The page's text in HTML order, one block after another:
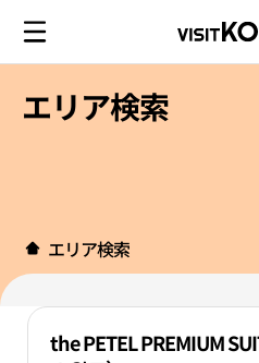
エリア検索
エリア検索
the PETEL PREMIUM